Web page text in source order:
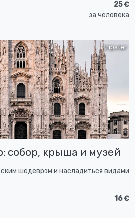
25 €
за человека
tripster
собор, крыша и музей
шедевром и насладиться видами
16 €